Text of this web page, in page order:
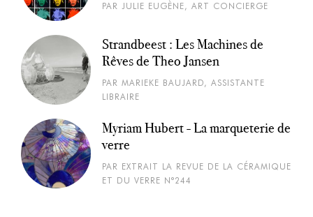
PAR JULIE EUGÈNE, ART CONCIERGE
Strandbeest : Les Machines de
Rêves de Theo Jansen
PAR MARIEKE BAUJARD, ASSISTANTE
LIBRAIRE
Myriam Hubert - La marqueterie de
verre
PAR EXTRAIT LA REVUE DE LA CÉRAMIQUE
ET DU VERRE N°244